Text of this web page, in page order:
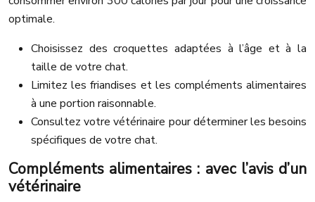
optimale.
Choisissez des croquettes adaptées à l’âge et à la
taille de votre chat.
Limitez les friandises et les compléments alimentaires
à une portion raisonnable.
Consultez votre vétérinaire pour déterminer les besoins
spécifiques de votre chat.
Compléments alimentaires : avec l’avis d’un
vétérinaire